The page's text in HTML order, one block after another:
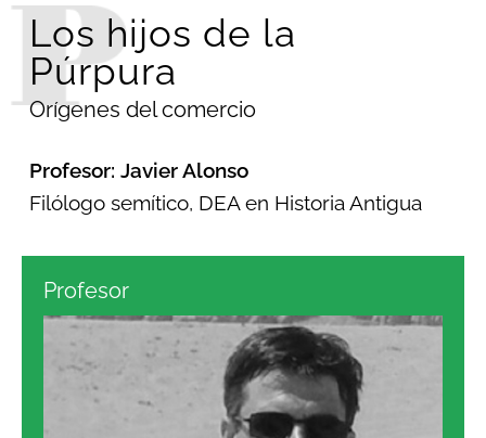
Los hijos de la
Púrpura
Orígenes del comercio
Profesor: Javier Alonso
Filólogo semítico, DEA en Historia Antigua
Profesor